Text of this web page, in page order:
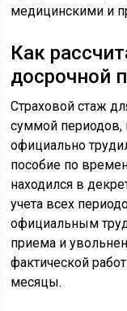
медицинскими и
Как
досрочной
Страховой стаж
суммой периодов,
официально
пособие по
находился в
учета всех
официальным
приема и
фактической
месяцы.